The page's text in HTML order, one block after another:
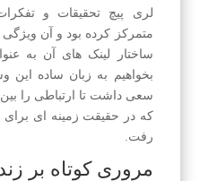
لری پیچ تحقیقات و
متمرکز کرده بود و آن
ساختار لینک‌ های آن به‌
بخواهیم به زبان ساده این
سعی داشت تا ارتباطی را
که در حقیقت زمینه ای
رفت.
مروری کوتاه بر